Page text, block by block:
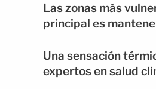
Las zonas más
principal es
Una sensación
expertos en salud